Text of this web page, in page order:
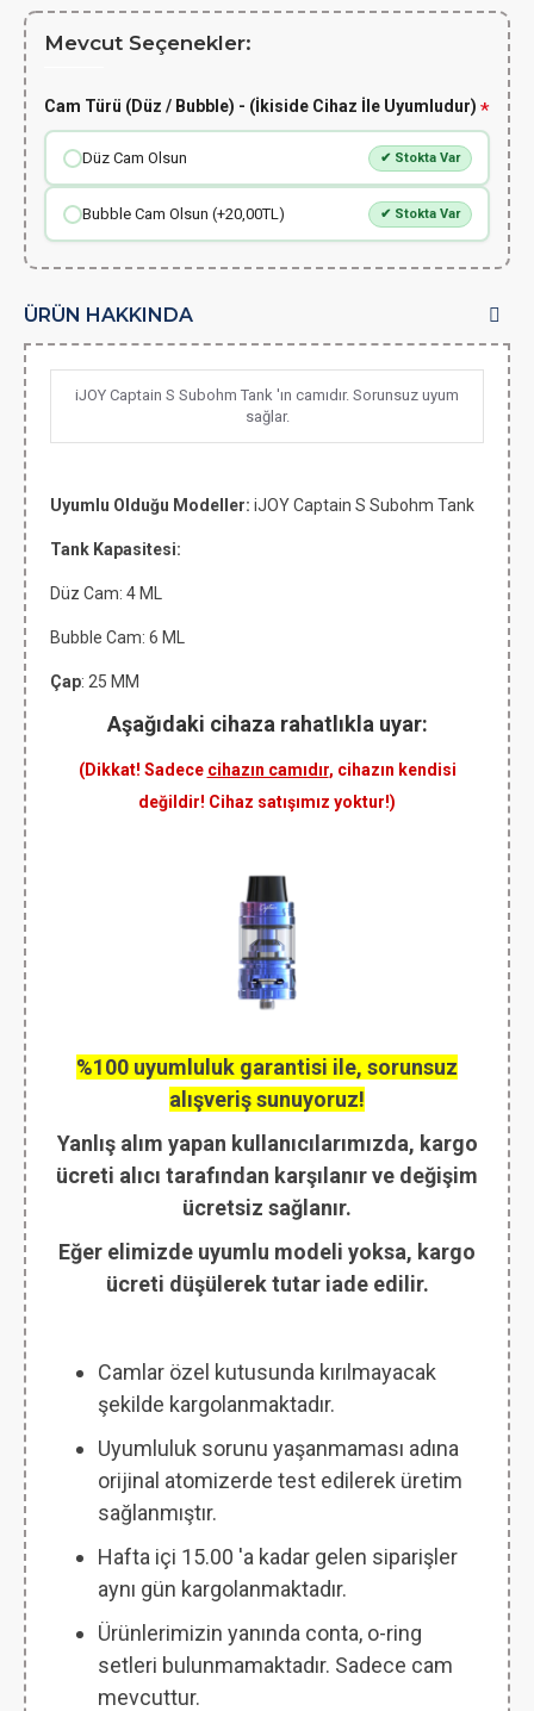
Mevcut Seçenekler:
Cam Türü (Düz / Bubble) - (İkiside Cihaz İle Uyumludur)
Düz Cam Olsun ✔ Stokta Var
Bubble Cam Olsun (+20,00TL) ✔ Stokta Var
ÜRÜN HAKKINDA
iJOY Captain S Subohm Tank 'ın camıdır. Sorunsuz uyum
sağlar.
Uyumlu Olduğu Modeller: iJOY Captain S Subohm Tank
Tank Kapasitesi:
Düz Cam: 4 ML
Bubble Cam: 6 ML
Çap: 25 MM
Aşağıdaki cihaza rahatlıkla uyar:
(Dikkat! Sadece cihazın camıdır, cihazın kendisi
değildir! Cihaz satışımız yoktur!)
%100 uyumluluk garantisi ile, sorunsuz
alışveriş sunuyoruz!
Yanlış alım yapan kullanıcılarımızda, kargo
ücreti alıcı tarafından karşılanır ve değişim
ücretsiz sağlanır.
Eğer elimizde uyumlu modeli yoksa, kargo
ücreti düşülerek tutar iade edilir.
Camlar özel kutusunda kırılmayacak
şekilde kargolanmaktadır.
Uyumluluk sorunu yaşanmaması adına
orijinal atomizerde test edilerek üretim
sağlanmıştır.
Hafta içi 15.00 'a kadar gelen siparişler
aynı gün kargolanmaktadır.
Ürünlerimizin yanında conta, o-ring
setleri bulunmamaktadır. Sadece cam
mevcuttur.